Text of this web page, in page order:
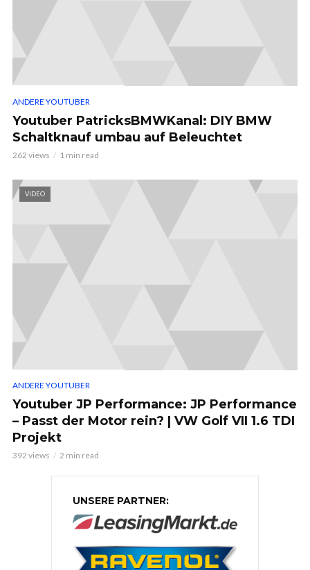
ANDERE YOUTUBER
Youtuber PatricksBMWKanal: DIY BMW
Schaltknauf umbau auf Beleuchtet
262 views 1 min read
VIDEO
ANDERE YOUTUBER
Youtuber JP Performance: JP Performance
– Passt der Motor rein? | VW Golf VII 1.6 TDI
Projekt
392 views 2 min read
UNSERE PARTNER: